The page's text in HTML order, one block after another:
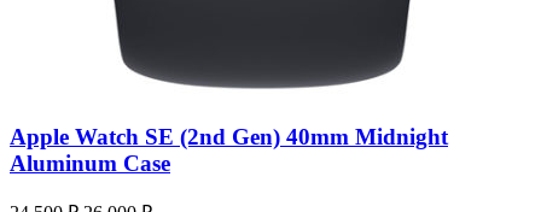
Apple Watch SE (2nd Gen) 40mm Midnight
Aluminum Case